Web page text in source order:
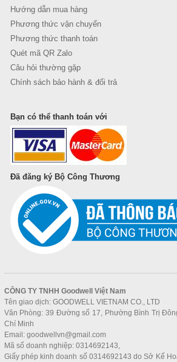
Hướng dẫn mua hàng
Phương thức vận chuyển
Phương thức thanh toán
Quét mã QR Zalo
Câu hỏi thường gặp
Chính sách bảo hành & đổi trả
Bạn có thể thanh toán với
Đã đăng ký Bộ Công Thương
CÔNG TY TNHH Goodwell Việt Nam
Tên giao dịch: GOODWELL VIETNAM CO., LTD
Văn Phòng: 39 Đường số 17, Phường Bình Trị
Chí Minh
Email: goodwellvn@gmail.com
Mã số doanh nghiệp: 0314692143,
Giấy phép kinh doanh số 0314692143 do Sở Kế